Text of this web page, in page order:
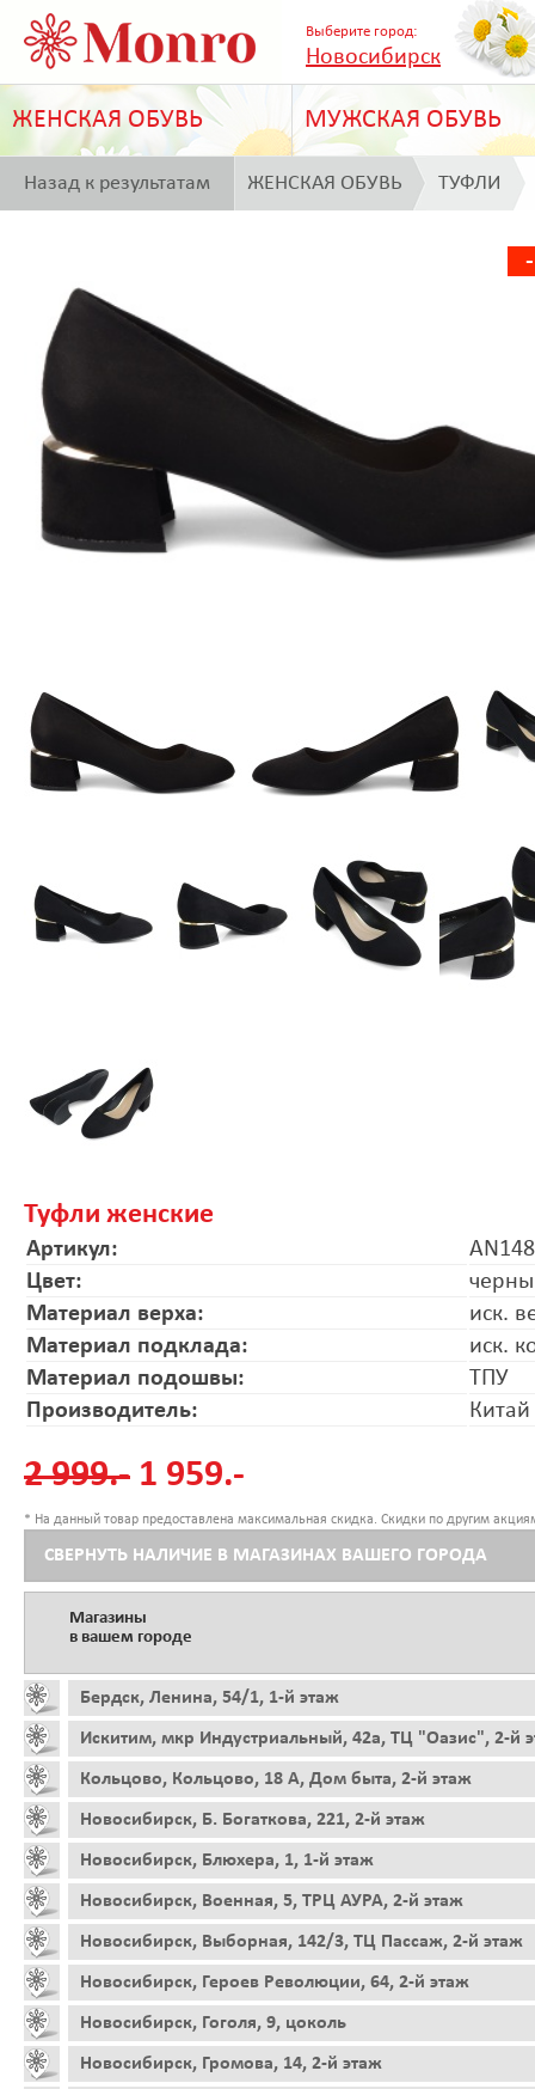
Выберите город:
Новосибирск
ЖЕНСКАЯ ОБУВЬ МУЖСКАЯ ОБУВЬ
Назад к результатам ЖЕНСКАЯ ОБУВЬ ТУФЛИ
Туфли женские
Артикул:
Цвет:
Материал верха:
иск.
Материал подклада:
иск.
Материал подошвы:
ТПУ
Производитель:
Китай
2 999.- 1 959.-
* На данный товар предоставлена максимальная скидка. Скидки по другим
СВЕРНУТЬ НАЛИЧИЕ В МАГАЗИНАХ ВАШЕГО ГОРОДА
Магазины
в вашем городе
Бердск, Ленина, 54/1, 1-й этаж
Искитим, мкр Индустриальный, 42а, ТЦ "Оазис", 2-й
Кольцово, Кольцово, 18 А, Дом быта, 2-й этаж
Новосибирск, Б. Богаткова, 221, 2-й этаж
Новосибирск, Блюхера, 1, 1-й этаж
Новосибирск, Военная, 5, ТРЦ АУРА, 2-й этаж
Новосибирск, Выборная, 142/3, ТЦ Пассаж, 2-й этаж
Новосибирск, Героев Революции, 64, 2-й этаж
Новосибирск, Гоголя, 9, цоколь
Новосибирск, Громова, 14, 2-й этаж